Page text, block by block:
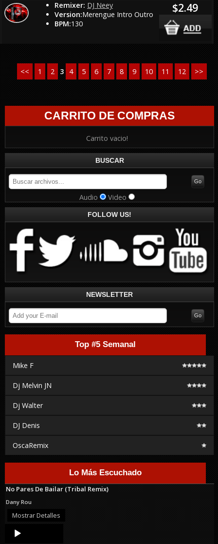
Remixer: DJ Neey
Version:Merengue Intro Outro
BPM:130
$2.49
<< 1 2 3 4 5 6 7 8 9 10 11 12 >>
CARRITO DE COMPRAS
Carrito vacio!
BUSCAR
Audio Video
FOLLOW US!
NEWSLETTER
Top #5 Semanal
Mike F
Dj Melvin JN
Dj Walter
DJ Denis
OscaRemix
Lo Más Escuchado
No Pares De Bailar (Tribal Remix)
Dany Rou
Mostrar Detalles
Audio
Player